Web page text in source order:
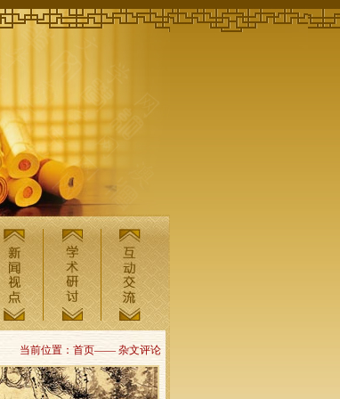
当前位置：首页—— 杂文评论